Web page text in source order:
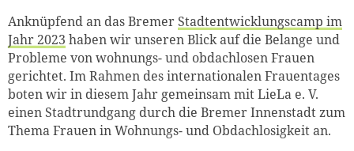
Anknüpfend an das Bremer Stadtentwicklungscamp im
Jahr 2023 haben wir unseren Blick auf die Belange und
Probleme von wohnungs- und obdachlosen Frauen
gerichtet. Im Rahmen des internationalen Frauentages
boten wir in diesem Jahr gemeinsam mit LieLa e. V.
einen Stadtrundgang durch die Bremer Innenstadt zum
Thema Frauen in Wohnungs- und Obdachlosigkeit an.